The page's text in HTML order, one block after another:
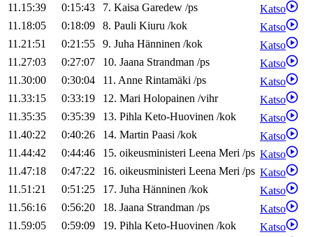
11.15:39
0:15:43 7. Kaisa Garedew /ps
Katso
11.18:05
0:18:09 8. Pauli Kiuru /kok
Katso
11.21:51
0:21:55 9. Juha Hänninen /kok
Katso
11.27:03
0:27:07 10. Jaana Strandman /ps
Katso
11.30:00
0:30:04 11. Anne Rintamäki /ps
Katso
11.33:15
0:33:19 12. Mari Holopainen /vihr
Katso
11.35:35
0:35:39 13. Pihla Keto-Huovinen /kok
Katso
11.40:22
0:40:26 14. Martin Paasi /kok
Katso
11.44:42
0:44:46 15. oikeusministeri Leena Meri /ps Katso
11.47:18
0:47:22 16. oikeusministeri Leena Meri /ps Katso
11.51:21
0:51:25 17. Juha Hänninen /kok
Katso
11.56:16
0:56:20 18. Jaana Strandman /ps
Katso
11.59:05
0:59:09 19. Pihla Keto-Huovinen /kok
Katso